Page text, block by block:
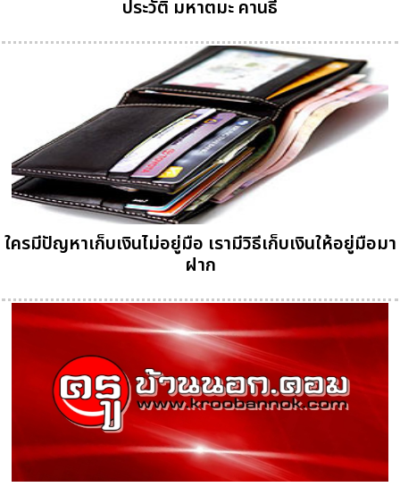
ประวัติ มหาตมะ คานธี
ใครมีปัญหาเก็บเงินไม่อยู่มือ เรามีวิธีเก็บเงินให้อยู่มือมา
ฝาก